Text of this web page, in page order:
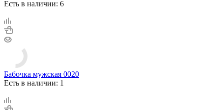
Есть в наличии: 6
Бабочка мужская 0020
Есть в наличии: 1